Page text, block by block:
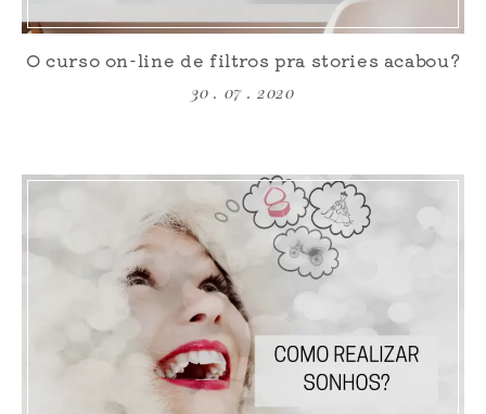
O curso on-line de filtros pra stories acabou?
30 . 07 . 2020